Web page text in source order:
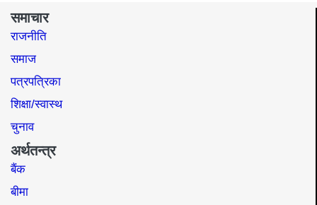
समाचार
राजनीति
समाज​
पत्रपत्रिका
शिक्षा/स्वास्थ
चुनाव
अर्थतन्त्र
बैंक
बीमा